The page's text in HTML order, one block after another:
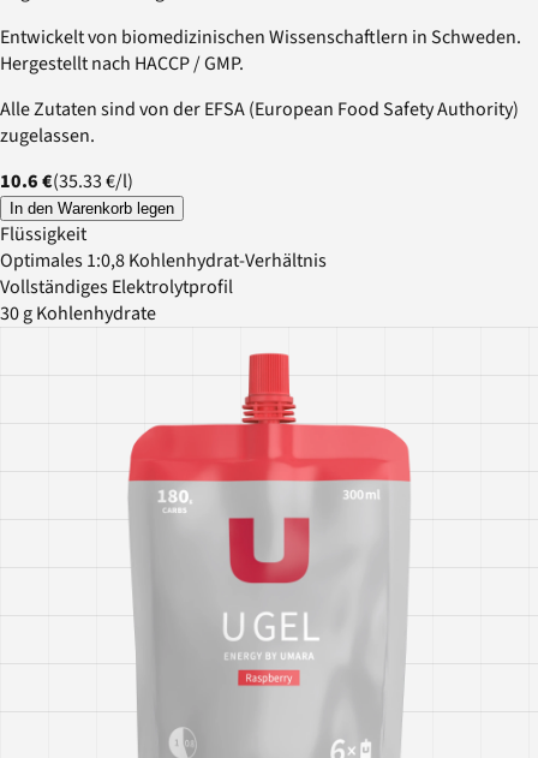
Entwickelt von biomedizinischen Wissenschaftlern in Schweden.
Hergestellt nach HACCP / GMP.
Alle Zutaten sind von der EFSA (European Food Safety Authority)
zugelassen.
10.6 €(35.33 €/l)
In den Warenkorb legen
Flüssigkeit
Optimales 1:0,8 Kohlenhydrat-Verhältnis
Vollständiges Elektrolytprofil
30 g Kohlenhydrate